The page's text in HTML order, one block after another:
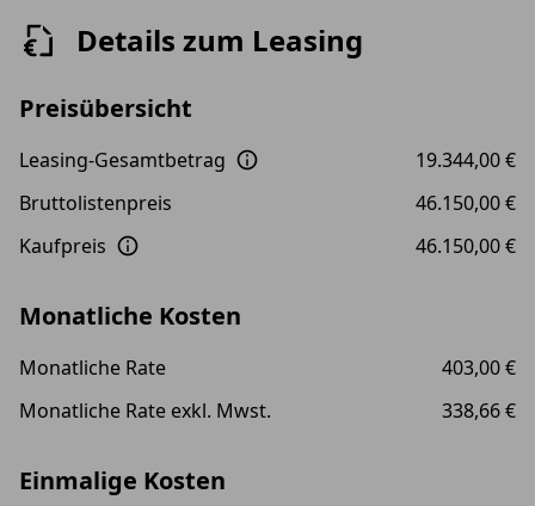
Details zum Leasing
Preisübersicht
Leasing-Gesamtbetrag
19.344,00 €
Bruttolistenpreis
46.150,00 €
Kaufpreis
46.150,00 €
Monatliche Kosten
Monatliche Rate
403,00 €
Monatliche Rate exkl. Mwst.
338,66 €
Einmalige Kosten